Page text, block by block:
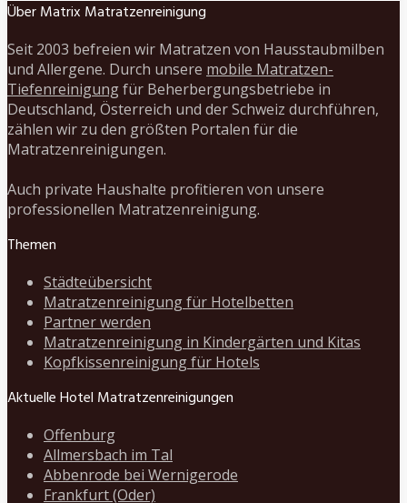
Über Matrix Matratzenreinigung
Seit 2003 befreien wir Matratzen von Hausstaubmilben
und Allergene. Durch unsere mobile Matratzen-
Tiefenreinigungfür Beherbergungsbetriebe in
Deutschland, Österreich und der Schweiz durchführen,
zählen wir zu den größten Portalen für die
Matratzenreinigungen.
Auch private Haushalte profitieren von unsere
professionellen Matratzenreinigung.
Themen
Städteübersicht
Matratzenreinigung für Hotelbetten
Partner werden
Matratzenreinigung in Kindergärten und Kitas
Kopfkissenreinigung für Hotels
Aktuelle Hotel Matratzenreinigungen
Offenburg
Allmersbach im Tal
Abbenrode bei Wernigerode
Frankfurt (Oder)